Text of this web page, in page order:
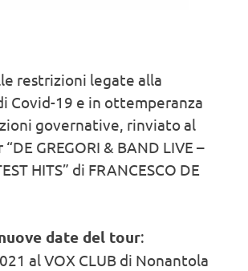
restrizioni legate alla
Covid-19 e in ottemperanza
governative, rinviato al
GREGORI & BAND LIVE –
HITS” di FRANCESCO DE
date del tour:
al VOX CLUB di Nonantola